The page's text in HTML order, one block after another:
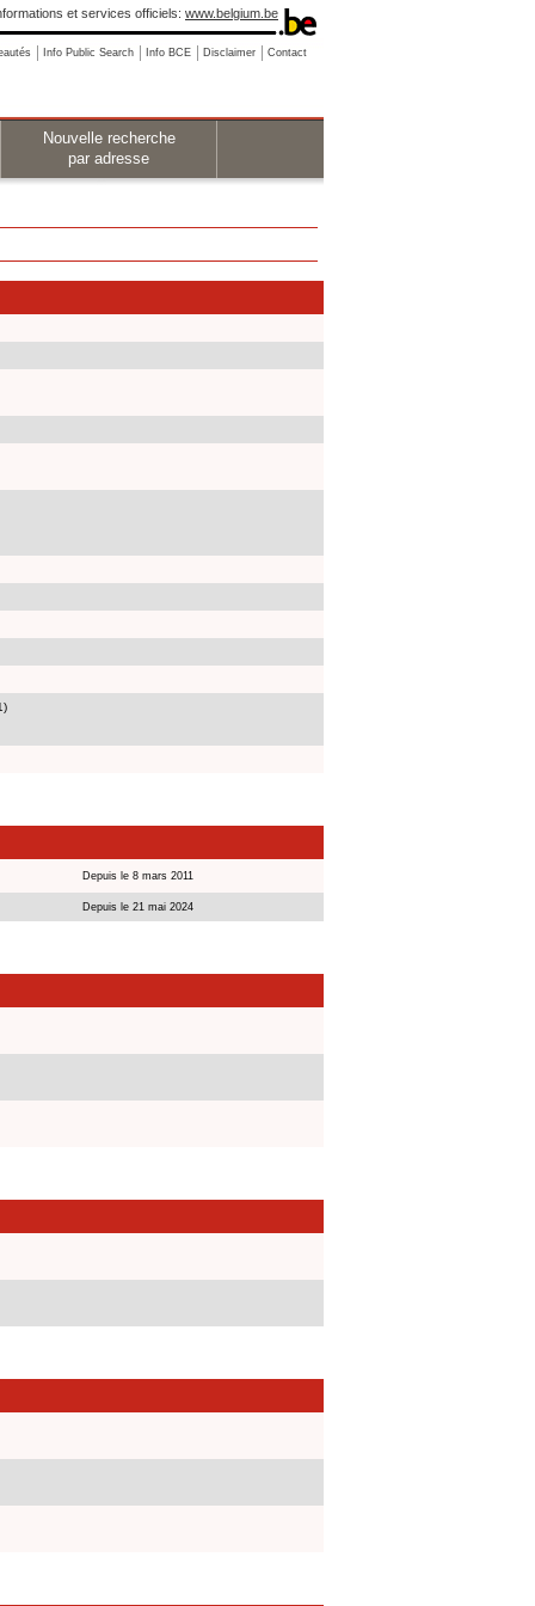
et services officiels: www.belgium.be
Info Public Search Info BCE Disclaimer Contact
Nouvelle recherche
par adresse
Depuis le 8 mars 2011
Depuis le 21 mai 2024